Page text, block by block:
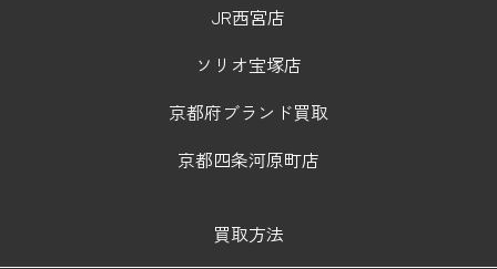
JR西宮店
ソリオ宝塚店
京都府ブランド買取
京都四条河原町店
買取方法